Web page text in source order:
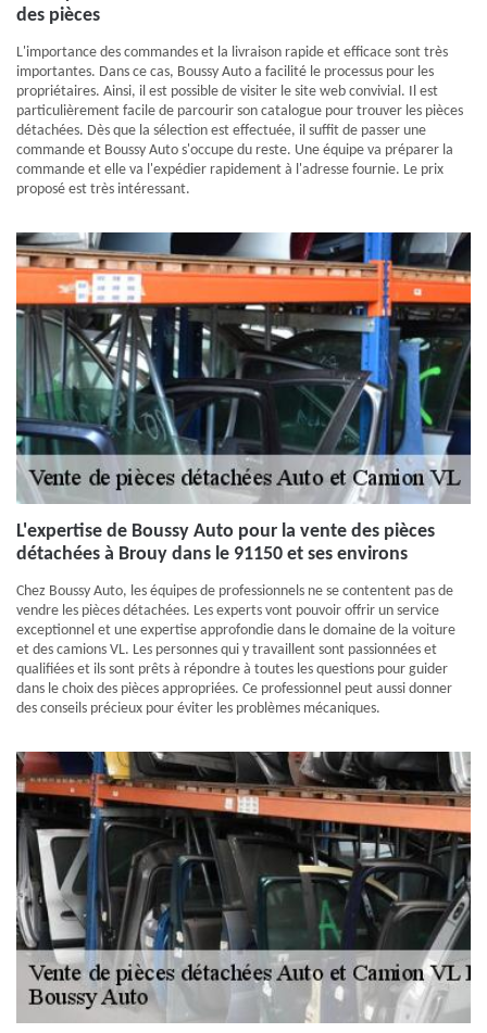
des pièces
L'importance des commandes et la livraison rapide et efficace sont très
importantes. Dans ce cas, Boussy Auto a facilité le processus pour les
propriétaires. Ainsi, il est possible de visiter le site web convivial. Il est
particulièrement facile de parcourir son catalogue pour trouver les pièces
détachées. Dès que la sélection est effectuée, il suffit de passer une
commande et Boussy Auto s'occupe du reste. Une équipe va préparer la
commande et elle va l'expédier rapidement à l'adresse fournie. Le prix
proposé est très intéressant.
L'expertise de Boussy Auto pour la vente des pièces
détachées à Brouy dans le 91150 et ses environs
Chez Boussy Auto, les équipes de professionnels ne se contentent pas de
vendre les pièces détachées. Les experts vont pouvoir offrir un service
exceptionnel et une expertise approfondie dans le domaine de la voiture
et des camions VL. Les personnes qui y travaillent sont passionnées et
qualifiées et ils sont prêts à répondre à toutes les questions pour guider
dans le choix des pièces appropriées. Ce professionnel peut aussi donner
des conseils précieux pour éviter les problèmes mécaniques.